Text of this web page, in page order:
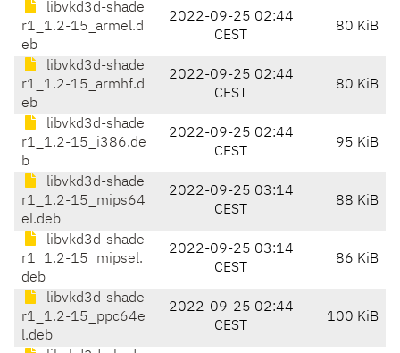
libvkd3d-shade
r1_1.2-15_armel.d
eb
2022-09-25 02:44
CEST
80 KiB
libvkd3d-shade
r1_1.2-15_armhf.d
eb
2022-09-25 02:44
CEST
80 KiB
libvkd3d-shade
r1_1.2-15_i386.de
b
2022-09-25 02:44
CEST
95 KiB
libvkd3d-shade
r1_1.2-15_mips64
el.deb
2022-09-25 03:14
CEST
88 KiB
libvkd3d-shade
r1_1.2-15_mipsel.
deb
2022-09-25 03:14
CEST
86 KiB
libvkd3d-shade
r1_1.2-15_ppc64e
l.deb
2022-09-25 02:44
CEST
100 KiB